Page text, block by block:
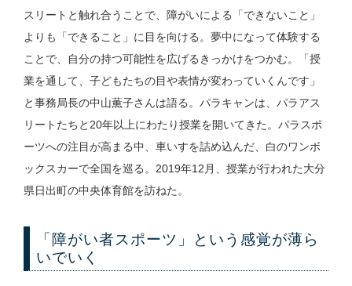
スリートと触れ合うことで、障がいによる「できないこと」
よりも「できること」に目を向ける。夢中になって体験する
ことで、自分の持つ可能性を広げるきっかけをつかむ。「授
業を通して、子どもたちの目や表情が変わっていくんです」
と事務局長の中山薫子さんは語る。パラキャンは、パラアス
リートたちと20年以上にわたり授業を開いてきた。パラスポ
ーツへの注目が高まる中、車いすを詰め込んだ、白のワンボ
ックスカーで全国を巡る。2019年12月、授業が行われた大分
県日出町の中央体育館を訪ねた。
「障がい者スポーツ」という感覚が薄ら
いでいく